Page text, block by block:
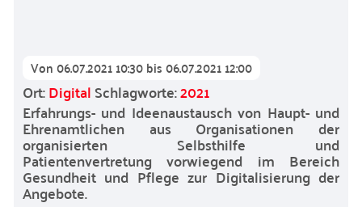
Von06.07.2021 10:30bis06.07.2021 12:00
Ort:DigitalSchlagworte:2021
Erfahrungs- und Ideenaustausch von Haupt- und
Ehrenamtlichen aus Organisationen der
organisierten Selbsthilfe und
Patientenvertretung vorwiegend im Bereich
Gesundheit und Pflege zur Digitalisierung der
Angebote.